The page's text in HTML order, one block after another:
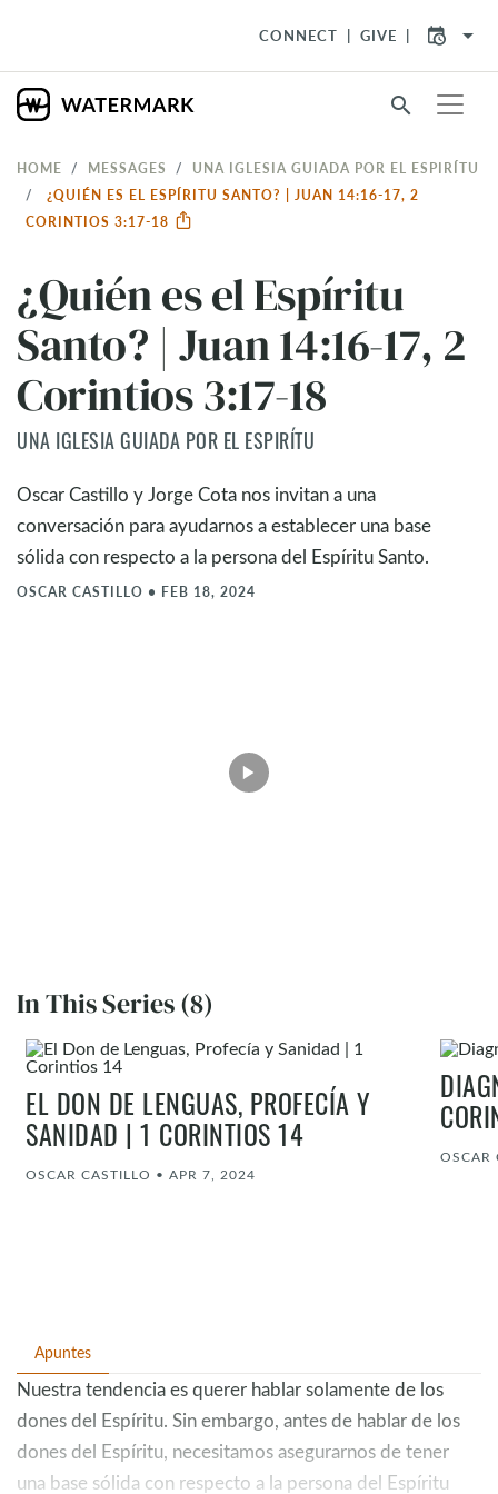
CONNECT GIVE arrow_drop_down
search
HOME MESSAGES
UNA IGLESIA GUIADA POR EL ESPIRÍTU
¿QUIÉN ES EL ESPÍRITU SANTO? | JUAN 14:16-17, 2
CORINTIOS 3:17-18
¿Quién es el Espíritu
Santo? | Juan 14:16-17, 2
Corintios 3:17-18
UNA IGLESIA GUIADA POR EL ESPIRÍTU
Oscar Castillo y Jorge Cota nos invitan a una
conversación para ayudarnos a establecer una base
sólida con respecto a la persona del Espíritu Santo.
OSCAR CASTILLO • FEB 18, 2024
In This Series (8)
EL DON DE LENGUAS, PROFECÍA Y
SANIDAD | 1 CORINTIOS 14
OSCAR CASTILLO • APR 7, 2024
OSCAR
Apuntes
Nuestra tendencia es querer hablar solamente de los
dones del Espíritu. Sin embargo, antes de hablar de los
dones del Espíritu, necesitamos asegurarnos de tener
una base sólida con respecto a la persona del Espíritu